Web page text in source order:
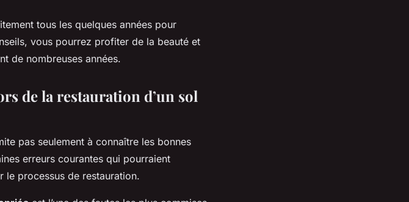
tous les quelques années pour
vous pourrez profiter de la beauté et
de nombreuses années.
de la restauration d’un sol
pas seulement à connaître les bonnes
erreurs courantes qui pourraient
le processus de restauration.